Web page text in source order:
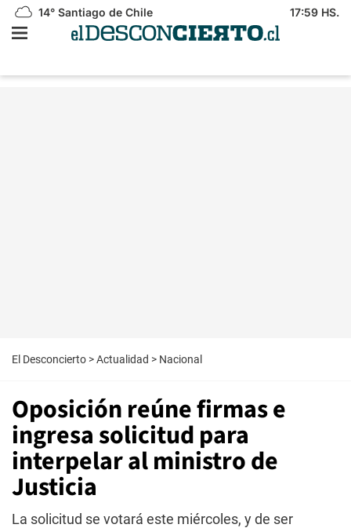
14° Santiago de Chile 17:59 HS.
El Desconcierto >Actualidad > Nacional
Oposición reúne firmas e
ingresa solicitud para
interpelar al ministro de
Justicia
La solicitud se votará este miércoles, y de ser